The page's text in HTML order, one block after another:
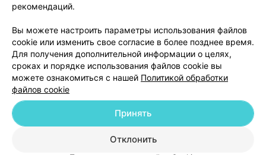
Медицинский маркетинг
Публичный договор
Пользовательское соглашение
Способы оплаты
Вакансии
Партнеры
Написать в поддержку
Персональные настройки cookie
Обработка персональных данных
рекомендаций.
Вы можете настроить параметры использования файлов
cookie или изменить свое согласие в более позднее время.
Для получения дополнительной информации о целях,
сроках и порядке использования файлов cookie вы
можете ознакомиться с нашей Политикой обработки
файлов cookie
Отклонить
Принять